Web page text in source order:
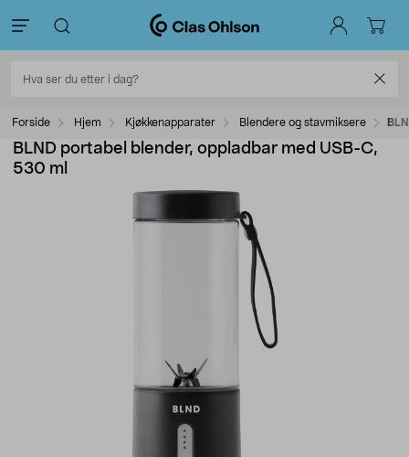
Forside Hjem Kjøkkenapparater Blendere og stavmiksere
BLND portabel blender, oppladbar med USB-C,
530 ml